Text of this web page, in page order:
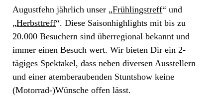
Augustfehn jährlich unser „Frühlingstreff“ und
„Herbsttreff“. Diese Saisonhighlights mit bis zu
20.000 Besuchern sind überregional bekannt und
immer einen Besuch wert. Wir bieten Dir ein 2-
tägiges Spektakel, dass neben diversen Ausstellern
und einer atemberaubenden Stuntshow keine
(Motorrad-)Wünsche offen lässt.